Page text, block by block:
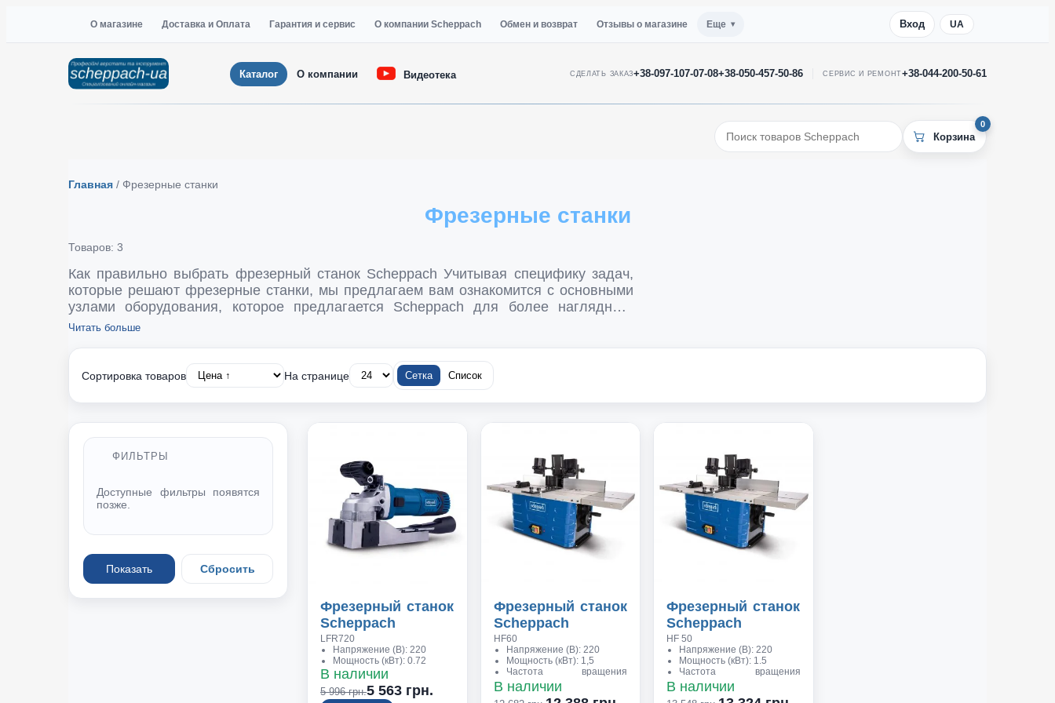
О магазине Доставка и Оплата Гарантия и сервис О компании Scheppach Обмен и возврат Отзывы о магазине Еще Вход UA
Каталог О компании Видеотека СДЕЛАТЬ ЗАКАЗ+38-097-107-07-08+38-050-457-50-86 СЕРВИС И РЕМОНТ+38-044-200-50-61
0
Главная / Фрезерные станки
Фрезерные станки
Товаров: 3
Как правильно выбрать фрезерный станок Scheppach Учитывая специфику задач,
которые решают фрезерные станки, мы предлагаем вам ознакомится с основными
узлами оборудования, которое предлагается Scheppach для более наглядного
понимания всего его функционала. Линейка фрезерных станков Scheppach
Scheppach Molda 5.0F в линейке профессиональных фрезерных станков имеет ряд
существенных преимуществ, которые выгодно отличают его от конкурентов.
Фрезерный станок комплектуется двигателем мощностью 2,8 кВт на 380 В (также
есть модель с двигателем на 220 В), который обеспечивает работу шпинделя на
четырех скоростях: 1800/3000/6000/9000 об/мин. Разнообразие скорости Molda 5.0F
определяет и более широкий диапазон качества при обработке заготовок разной
твердости. Шпиндель диаметром 30 мм может наклоняться по оси от -5 &deg; до +45
&deg; и вращаться как в левую так и в правую стороны.
Читать больше
Сортировка товаров На странице Сетка Список
ФИЛЬТРЫ
Доступные фильтры появятся
позже.
Показать Сбросить
Фрезерный станок
Scheppach
LFR720
Напряжение (В): 220
Мощность (кВт): 0.72
В наличии
5 996 грн.5 563 грн.
Фрезерный станок
Scheppach
HF60
Напряжение (В): 220
Мощность (кВт): 1,5
Частота вращения
шпинделя (об/мин): 11500
– 24000(регулируемая)
В наличии
Фрезерный станок
Scheppach
HF 50
Напряжение (В): 220
Мощность (кВт): 1.5
Частота вращения
шпинделя (об/мин): 11500
- 24000
В наличии